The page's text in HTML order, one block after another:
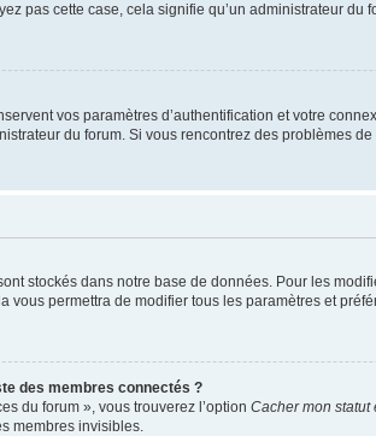
pas cette case, cela signifie qu’un administrateur du
vos paramètres d’authentification et votre
du forum. Si vous rencontrez des problèmes
stockés dans notre base de données. Pour les
vous permettra de modifier tous les paramètres et
des membres connectés ?
du forum », vous trouverez l’option Cacher mon statut
membres invisibles.